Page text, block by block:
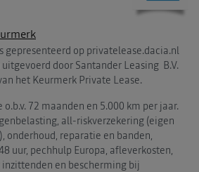
gepresenteerd op privatelease.dacia.nl
door Santander Leasing B.V.
het Keurmerk Private Lease.
72 maanden en 5.000 km per jaar.
all-riskverzekering (eigen
onderhoud, reparatie en banden,
uur, pechhulp Europa, afleverkosten,
inzittenden en bescherming bij